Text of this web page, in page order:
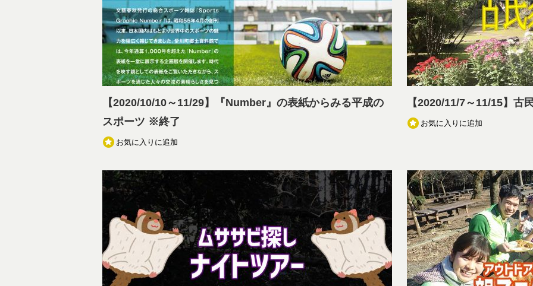
【2020/10/10～11/29】『Number』の表紙からみる平成の
スポーツ ※終了
お気に入りに追加
【2020/11/7～11/15】
お気に入りに追加